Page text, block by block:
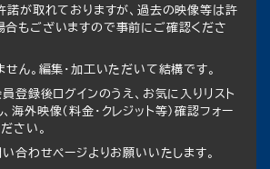
諾が取れておりますが、過去の映像等は許
合もございますので事前にご確認くださ
ん。編集・加工いただいて結構です。
登録後ログインのうえ、お気に入りリスト
海外映像（料金・クレジット等）確認フォー
さい。
合わせページよりお願いいたします。